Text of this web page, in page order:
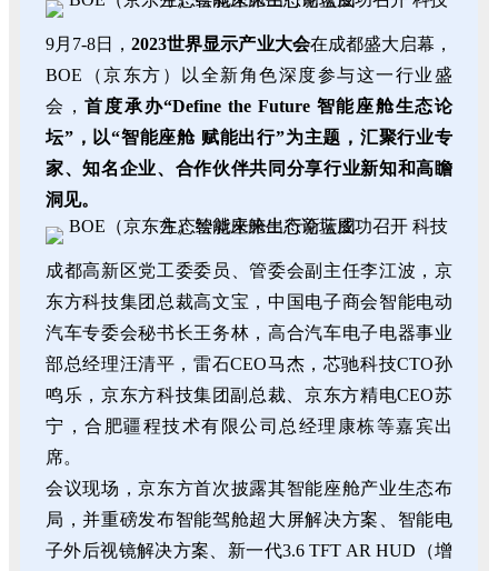
9月7-8日，2023世界显示产业大会在成都盛大启幕，
BOE（京东方）以全新角色深度参与这一行业盛
会，首度承办“Define the Future 智能座舱生态论
坛”，以“智能座舱 赋能出行”为主题，汇聚行业专
家、知名企业、合作伙伴共同分享行业新知和高瞻
洞见。
成都高新区党工委委员、管委会副主任李江波，京
东方科技集团总裁高文宝，中国电子商会智能电动
汽车专委会秘书长王务林，高合汽车电子电器事业
部总经理汪清平，雷石CEO马杰，芯驰科技CTO孙
鸣乐，京东方科技集团副总裁、京东方精电CEO苏
宁，合肥疆程技术有限公司总经理康栋等嘉宾出
席。
会议现场，京东方首次披露其智能座舱产业生态布
局，并重磅发布智能驾舱超大屏解决方案、智能电
子外后视镜解决方案、新一代3.6 TFT AR HUD（增